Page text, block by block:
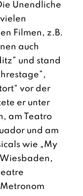
Unendliche
Filmen, z.B.
auch
und stand
vor der
er unter
am Teatro
und am
wie „My